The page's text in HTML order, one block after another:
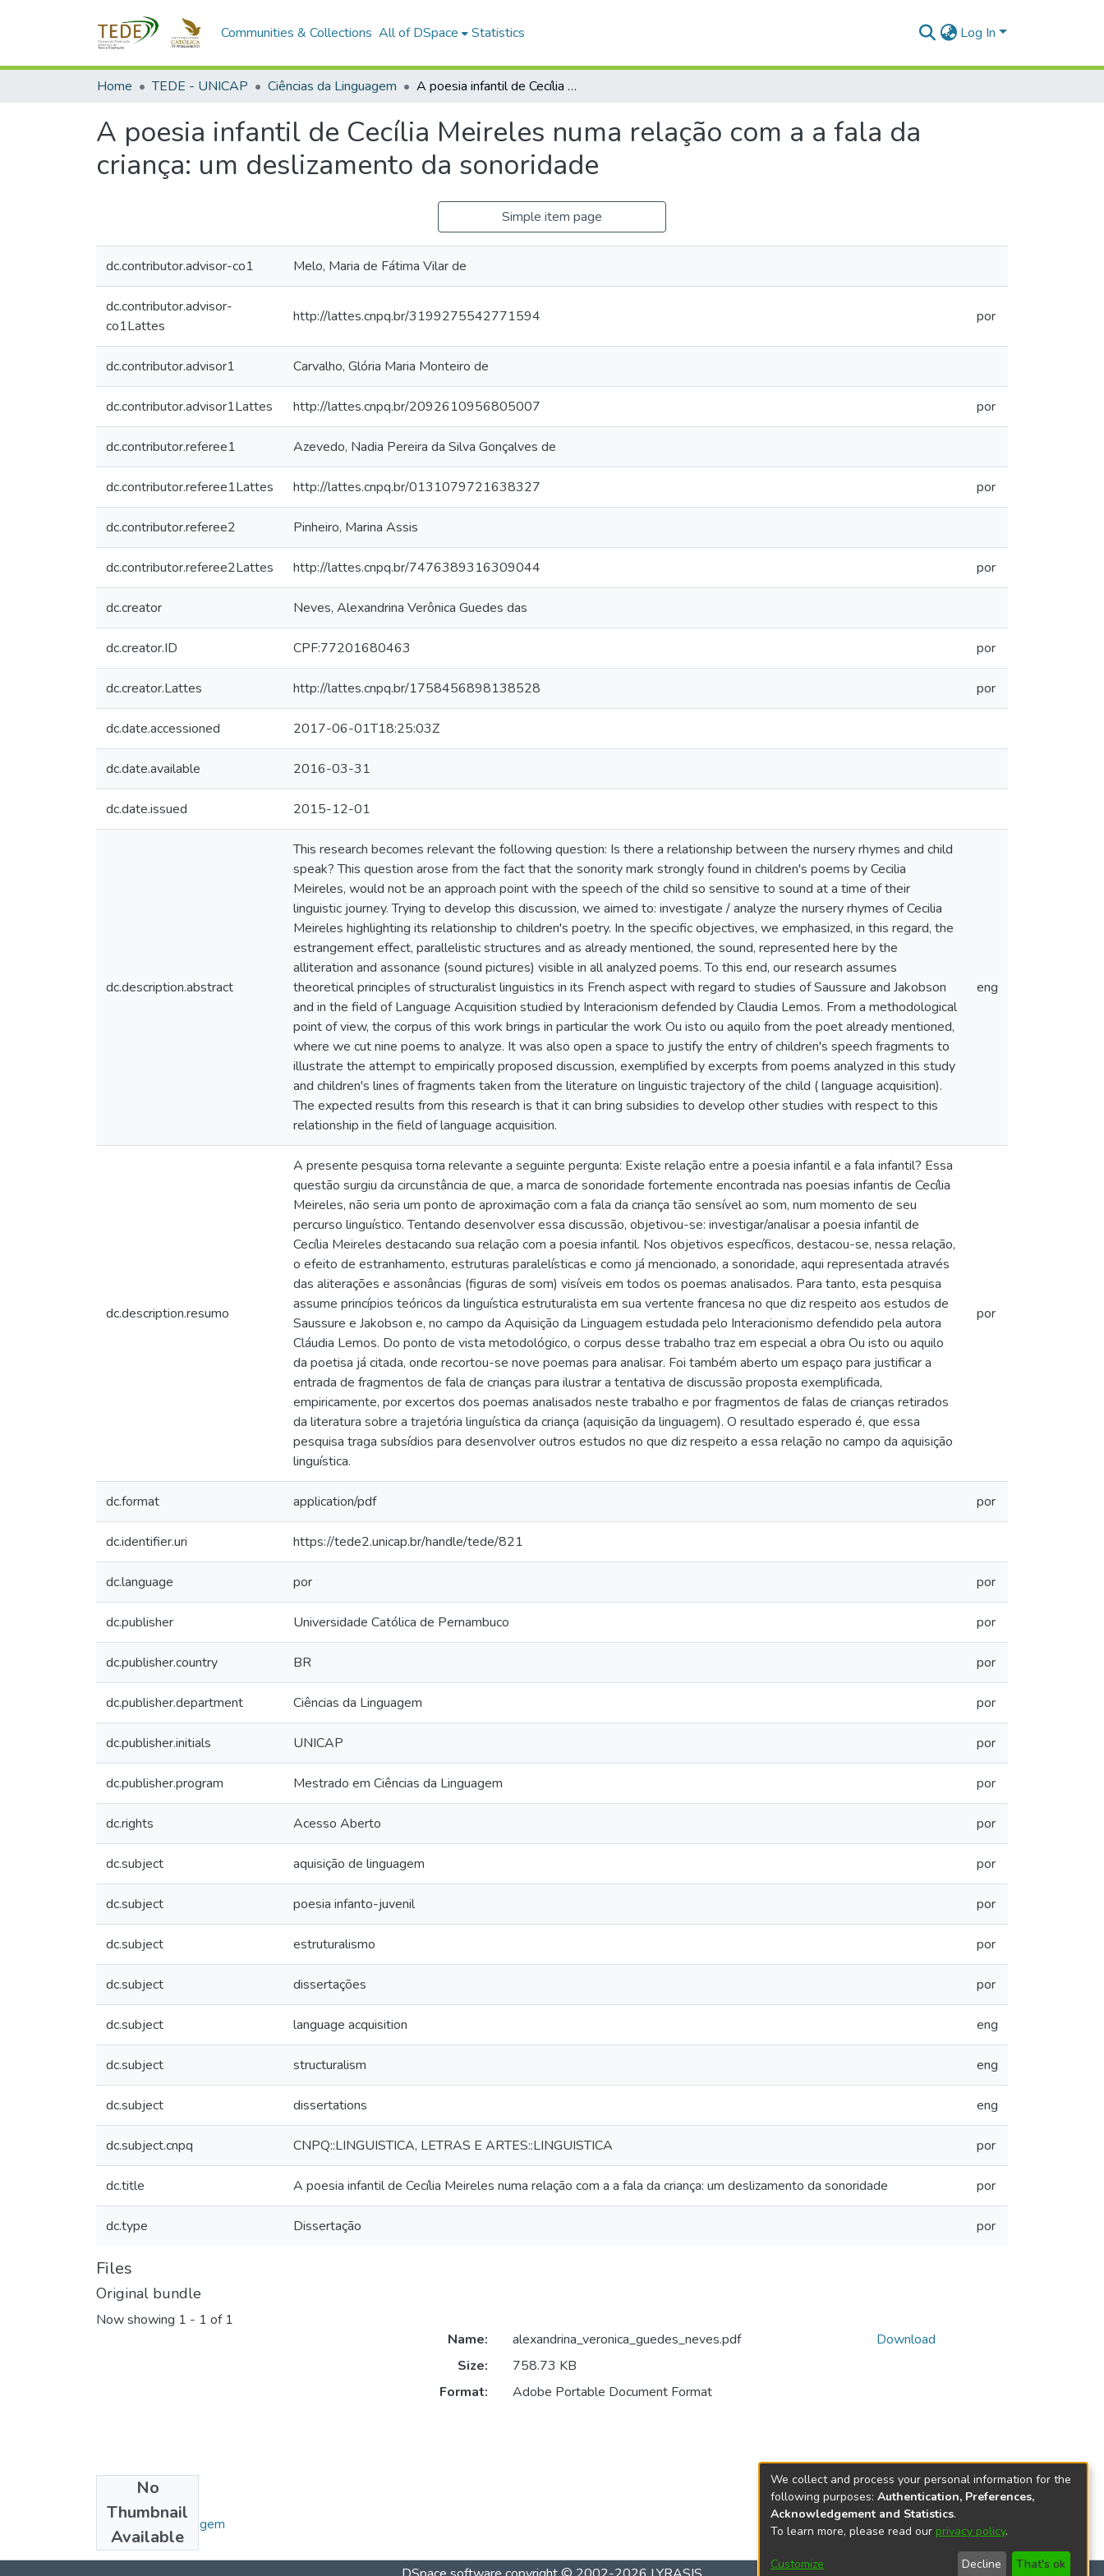
Communities & Collections All of DSpace Statistics Log In
Home TEDE - UNICAP Ciências da Linguagem A poesia infantil de Cecília Meireles numa relação com a a fala da criança: um deslizamento da sonoridade
A poesia infantil de Cecília Meireles numa relação com a a fala da
criança: um deslizamento da sonoridade
Simple item page
dc.contributor.advisor-co1 Melo, Maria de Fátima Vilar de
dc.contributor.advisor-
co1Lattes
http://lattes.cnpq.br/3199275542771594 por
dc.contributor.advisor1 Carvalho, Glória Maria Monteiro de
dc.contributor.advisor1Lattes http://lattes.cnpq.br/2092610956805007 por
dc.contributor.referee1 Azevedo, Nadia Pereira da Silva Gonçalves de
dc.contributor.referee1Lattes http://lattes.cnpq.br/0131079721638327 por
dc.contributor.referee2 Pinheiro, Marina Assis
dc.contributor.referee2Lattes http://lattes.cnpq.br/7476389316309044 por
dc.creator Neves, Alexandrina Verônica Guedes das
dc.creator.ID CPF:77201680463 por
dc.creator.Lattes http://lattes.cnpq.br/1758456898138528 por
dc.date.accessioned 2017-06-01T18:25:03Z
dc.date.available 2016-03-31
dc.date.issued 2015-12-01
dc.description.abstract
This research becomes relevant the following question: Is there a relationship between the nursery rhymes and child
speak? This question arose from the fact that the sonority mark strongly found in children's poems by Cecilia
Meireles, would not be an approach point with the speech of the child so sensitive to sound at a time of their
linguistic journey. Trying to develop this discussion, we aimed to: investigate / analyze the nursery rhymes of Cecilia
Meireles highlighting its relationship to children's poetry. In the specific objectives, we emphasized, in this regard, the
estrangement effect, parallelistic structures and as already mentioned, the sound, represented here by the
alliteration and assonance (sound pictures) visible in all analyzed poems. To this end, our research assumes
theoretical principles of structuralist linguistics in its French aspect with regard to studies of Saussure and Jakobson
and in the field of Language Acquisition studied by Interacionism defended by Claudia Lemos. From a methodological
point of view, the corpus of this work brings in particular the work Ou isto ou aquilo from the poet already mentioned,
where we cut nine poems to analyze. It was also open a space to justify the entry of children's speech fragments to
illustrate the attempt to empirically proposed discussion, exemplified by excerpts from poems analyzed in this study
and children's lines of fragments taken from the literature on linguistic trajectory of the child ( language acquisition).
The expected results from this research is that it can bring subsidies to develop other studies with respect to this
relationship in the field of language acquisition.
eng
dc.description.resumo
A presente pesquisa torna relevante a seguinte pergunta: Existe relação entre a poesia infantil e a fala infantil? Essa
questão surgiu da circunstância de que, a marca de sonoridade fortemente encontrada nas poesias infantis de Cecília
Meireles, não seria um ponto de aproximação com a fala da criança tão sensível ao som, num momento de seu
percurso linguístico. Tentando desenvolver essa discussão, objetivou-se: investigar/analisar a poesia infantil de
Cecília Meireles destacando sua relação com a poesia infantil. Nos objetivos específicos, destacou-se, nessa relação,
o efeito de estranhamento, estruturas paralelísticas e como já mencionado, a sonoridade, aqui representada através
das aliterações e assonâncias (figuras de som) visíveis em todos os poemas analisados. Para tanto, esta pesquisa
assume princípios teóricos da linguística estruturalista em sua vertente francesa no que diz respeito aos estudos de
Saussure e Jakobson e, no campo da Aquisição da Linguagem estudada pelo Interacionismo defendido pela autora
Cláudia Lemos. Do ponto de vista metodológico, o corpus desse trabalho traz em especial a obra Ou isto ou aquilo
da poetisa já citada, onde recortou-se nove poemas para analisar. Foi também aberto um espaço para justificar a
entrada de fragmentos de fala de crianças para ilustrar a tentativa de discussão proposta exemplificada,
empiricamente, por excertos dos poemas analisados neste trabalho e por fragmentos de falas de crianças retirados
da literatura sobre a trajetória linguística da criança (aquisição da linguagem). O resultado esperado é, que essa
pesquisa traga subsídios para desenvolver outros estudos no que diz respeito a essa relação no campo da aquisição
linguística.
por
dc.format application/pdf por
dc.identifier.uri https://tede2.unicap.br/handle/tede/821
dc.language por por
dc.publisher Universidade Católica de Pernambuco por
dc.publisher.country BR por
dc.publisher.department Ciências da Linguagem por
dc.publisher.initials UNICAP por
dc.publisher.program Mestrado em Ciências da Linguagem por
dc.rights Acesso Aberto por
dc.subject aquisição de linguagem por
dc.subject poesia infanto-juvenil por
dc.subject estruturalismo por
dc.subject dissertações por
dc.subject language acquisition eng
dc.subject structuralism eng
dc.subject dissertations eng
dc.subject.cnpq CNPQ::LINGUISTICA, LETRAS E ARTES::LINGUISTICA por
dc.title A poesia infantil de Cecília Meireles numa relação com a a fala da criança: um deslizamento da sonoridade por
dc.type Dissertação por
Files
Original bundle
Now showing 1 - 1 of 1
No
Thumbnail
Available
Name:
alexandrina_veronica_guedes_neves.pdf
Size:
758.73 KB
Format:
Adobe Portable Document Format
Download
Collections
Ciências da Linguagem
We collect and process your personal information for the
following purposes: Authentication, Preferences,
Acknowledgement and Statistics.
To learn more, please read our privacy policy.
Customize Decline That's ok